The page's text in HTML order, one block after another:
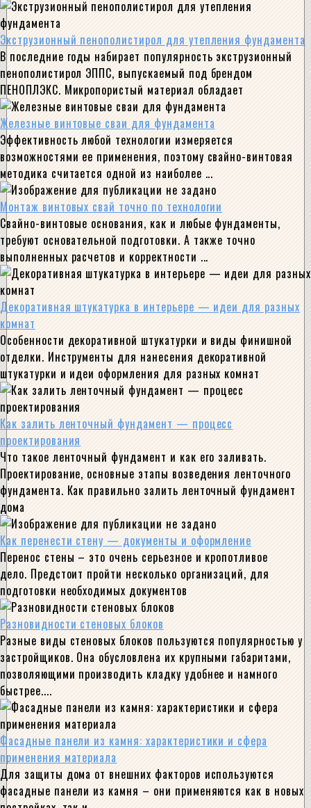
Экструзионный пенополистирол для утепления фундамента
В последние годы набирает популярность экструзионный
пенополистирол ЭППС, выпускаемый под брендом
ПЕНОПЛЭКС. Микропористый материал обладает
Железные винтовые сваи для фундамента
Эффективность любой технологии измеряется
возможностями ее применения, поэтому свайно-винтовая
методика считается одной из наиболее ...
Монтаж винтовых свай точно по технологии
Свайно-винтовые основания, как и любые фундаменты,
требуют основательной подготовки. А также точно
выполненных расчетов и корректности ...
Декоративная штукатурка в интерьере — идеи для разных
комнат
Особенности декоративной штукатурки и виды финишной
отделки. Инструменты для нанесения декоративной
штукатурки и идеи оформления для разных комнат
Как залить ленточный фундамент — процесс
проектирования
Что такое ленточный фундамент и как его заливать.
Проектирование, основные этапы возведения ленточного
фундамента. Как правильно залить ленточный фундамент
дома
Как перенести стену — документы и оформление
Перенос стены – это очень серьезное и кропотливое
дело. Предстоит пройти несколько организаций, для
подготовки необходимых документов
Разновидности стеновых блоков
Разные виды стеновых блоков пользуются популярностью у
застройщиков. Она обусловлена их крупными габаритами,
позволяющими производить кладку удобнее и намного
быстрее....
Фасадные панели из камня: характеристики и сфера
применения материала
Для защиты дома от внешних факторов используются
фасадные панели из камня – они применяются как в новых